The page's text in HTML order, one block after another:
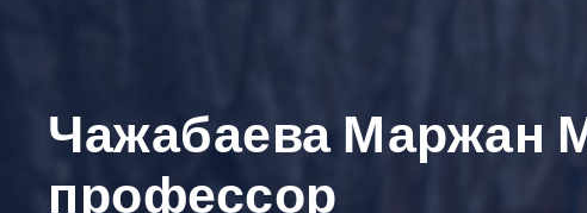
Чажабаева Маржан
профессор